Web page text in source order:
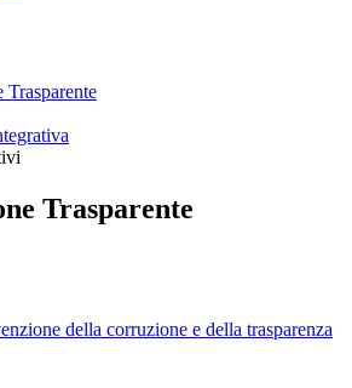
Trasparente
della corruzione e della trasparenza